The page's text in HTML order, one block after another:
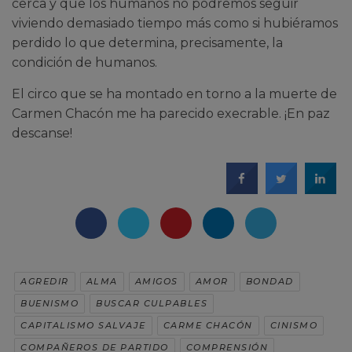
cerca y que los humanos no podremos seguir
viviendo demasiado tiempo más como si hubiéramos
perdido lo que determina, precisamente, la
condición de humanos.
El circo que se ha montado en torno a la muerte de
Carmen Chacón me ha parecido execrable. ¡En paz
descanse!
AGREDIR ALMA AMIGOS AMOR
BONDAD
BUENISMO
BUSCAR CULPABLES
CAPITALISMO SALVAJE
CARME CHACÓN
CINISMO
COMPAÑEROS DE PARTIDO
COMPRENSIÓN